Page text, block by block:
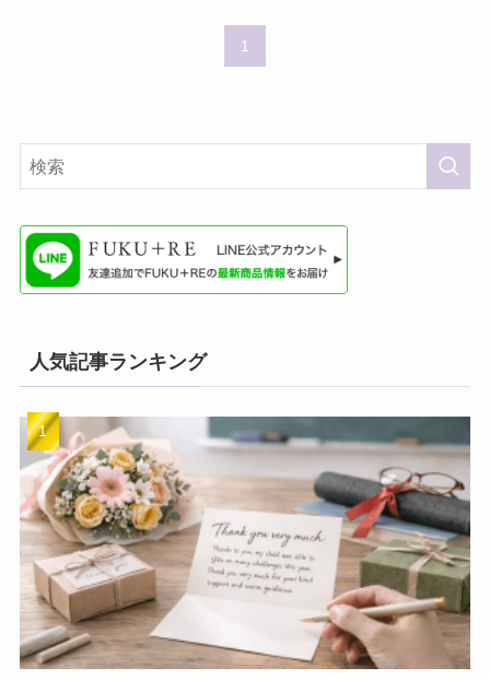
1
人気記事ランキング